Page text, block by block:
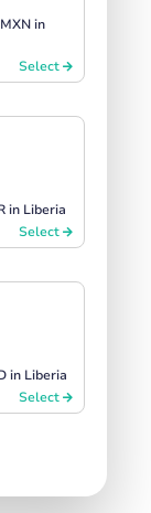
in
Select
in Liberia
Select
in Liberia
Select